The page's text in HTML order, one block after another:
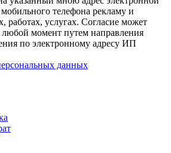
телефона рекламу и
работах, услугах. Согласие может
момент путем направления
по электронному адресу ИП
данных